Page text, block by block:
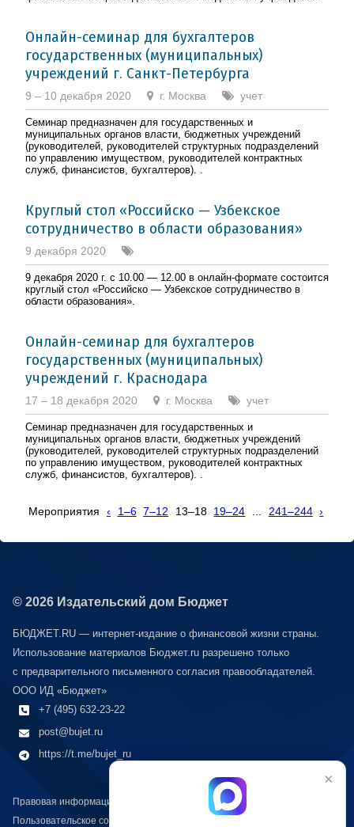
Онлайн-семинар для бухгалтеров
государственных (муниципальных)
учреждений г. Санкт-Петербурга
9 – 10 декабря 2020 г. Москва учет
Семинар предназначен для государственных и
муниципальных органов власти, бюджетных учреждений
(руководителей, руководителей структурных подразделений
по управлению имуществом, руководителей контрактных
служб, финансистов, бухгалтеров). .
Круглый стол «Российско — Узбекское
сотрудничество в области образования»
9 декабря 2020
9 декабря 2020 г. с 10.00 — 12.00 в онлайн-формате состоится
круглый стол «Российско — Узбекское сотрудничество в
области образования».
Онлайн-семинар для бухгалтеров
государственных (муниципальных)
учреждений г. Краснодара
17 – 18 декабря 2020 г. Москва учет
Семинар предназначен для государственных и
муниципальных органов власти, бюджетных учреждений
(руководителей, руководителей структурных подразделений
по управлению имуществом, руководителей контрактных
служб, финансистов, бухгалтеров). .
Мероприятия ‹ 1–6 7–12 13–18 19–24 241–244 ›
© 2026 Издательский дом Бюджет
БЮДЖЕТ.RU — интернет-издание о финансовой жизни страны.
Использование материалов Бюджет.ru разрешено только
с предварительного письменного согласия правообладателей.
ООО ИД «Бюджет»
+7 (495) 632-23-22
post@bujet.ru
https://t.me/bujet_ru
Правовая информация
Пользовательское соглашение
×